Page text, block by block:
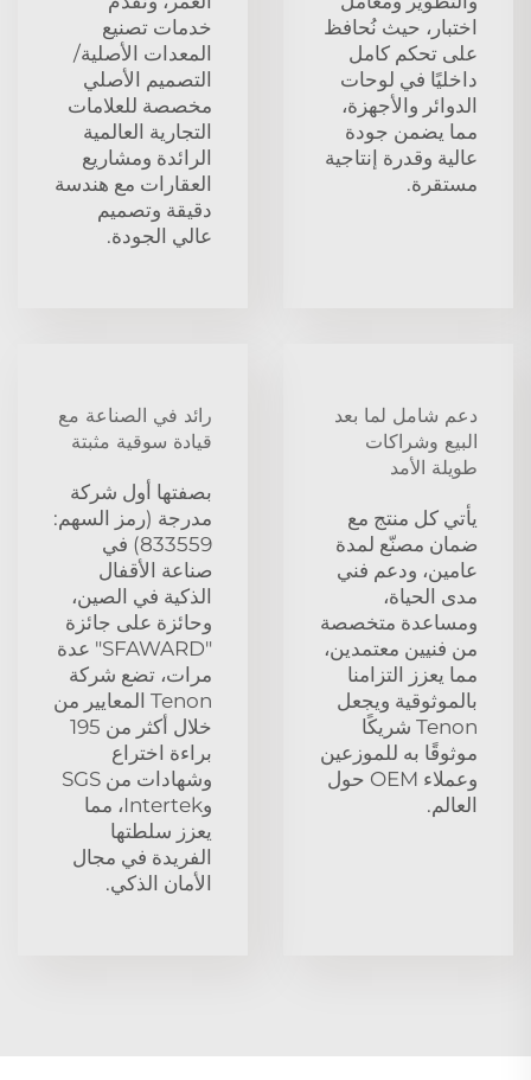
اختبار، حيث نُحافظ
على تحكم كامل
داخليًا في لوحات
الدوائر والأجهزة،
مما يضمن جودة
عالية وقدرة إنتاجية
مستقرة.
خدمات تصنيع
المعدات الأصلية/
التصميم الأصلي
مخصصة للعلامات
التجارية العالمية
الرائدة ومشاريع
العقارات مع هندسة
دقيقة وتصميم
عالي الجودة.
دعم شامل لما بعد
البيع وشراكات
طويلة الأمد
يأتي كل منتج مع
ضمان مصنّع لمدة
عامين، ودعم فني
مدى الحياة،
ومساعدة متخصصة
من فنيين معتمدين،
مما يعزز التزامنا
بالموثوقية ويجعل
Tenon شريكًا
موثوقًا به للموزعين
وعملاء OEM حول
العالم.
رائد في الصناعة مع
قيادة سوقية مثبتة
بصفتها أول شركة
مدرجة (رمز السهم:
833559) في
صناعة الأقفال
الذكية في الصين،
وحائزة على جائزة
"SFAWARD" عدة
مرات، تضع شركة
Tenon المعايير من
خلال أكثر من 195
براءة اختراع
وشهادات من SGS
وIntertek، مما
يعزز سلطتها
الفريدة في مجال
الأمان الذكي.